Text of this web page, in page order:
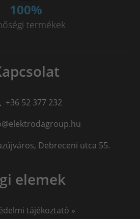
100%
termékek
+36 52 377 232
, Debreceni utca 55.
elemek
tájékoztató »